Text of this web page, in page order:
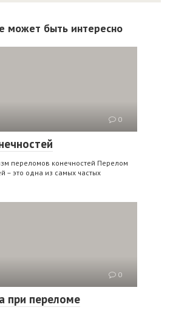
может быть интересно
0
переломов конечностей Перелом
– это одна из самых частых
0
при переломе